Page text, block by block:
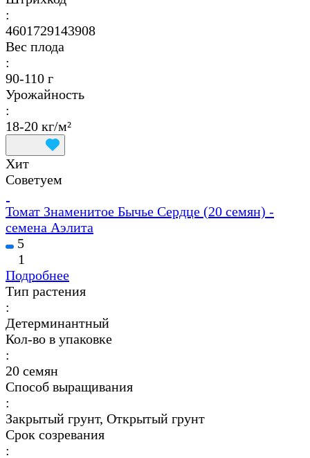
:
4601729143908
Вес плода
:
90-110 г
Урожайность
:
18-20 кг/м²
Хит
Советуем
Томат Знаменитое Бычье Сердце (20 семян) -
семена Аэлита
5
1
Подробнее
Тип растения
:
Детерминантный
Кол-во в упаковке
:
20 семян
Способ выращивания
:
Закрытый грунт, Открытый грунт
Срок созревания
: